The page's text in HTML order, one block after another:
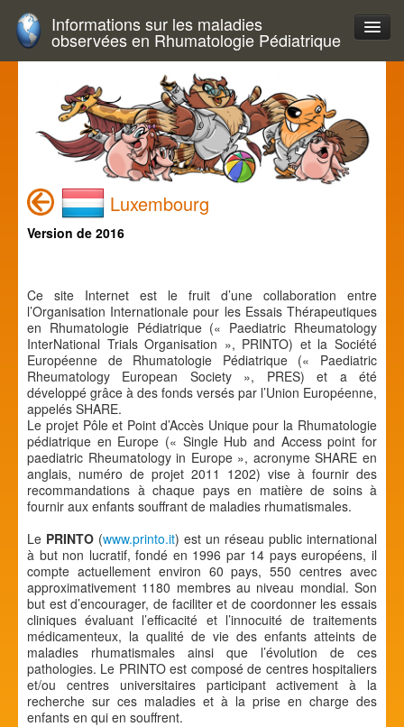
Informations sur les maladies
observées en Rhumatologie Pédiatrique
Luxembourg
Version de 2016
Ce site Internet est le fruit d’une collaboration entre
l’Organisation Internationale pour les Essais Thérapeutiques
en Rhumatologie Pédiatrique (« Paediatric Rheumatology
InterNational Trials Organisation », PRINTO) et la Société
Européenne de Rhumatologie Pédiatrique (« Paediatric
Rheumatology European Society », PRES) et a été
développé grâce à des fonds versés par l’Union Européenne,
appelés SHARE.
Le projet Pôle et Point d’Accès Unique pour la Rhumatologie
pédiatrique en Europe (« Single Hub and Access point for
paediatric Rheumatology in Europe », acronyme SHARE en
anglais, numéro de projet 2011 1202) vise à fournir des
recommandations à chaque pays en matière de soins à
fournir aux enfants souffrant de maladies rhumatismales.
Le PRINTO (www.printo.it) est un réseau public international
à but non lucratif, fondé en 1996 par 14 pays européens, il
compte actuellement environ 60 pays, 550 centres avec
approximativement 1180 membres au niveau mondial. Son
but est d’encourager, de faciliter et de coordonner les essais
cliniques évaluant l’efficacité et l’innocuité de traitements
médicamenteux, la qualité de vie des enfants atteints de
maladies rhumatismales ainsi que l’évolution de ces
pathologies. Le PRINTO est composé de centres hospitaliers
et/ou centres universitaires participant activement à la
recherche sur ces maladies et à la prise en charge des
enfants en qui en souffrent.